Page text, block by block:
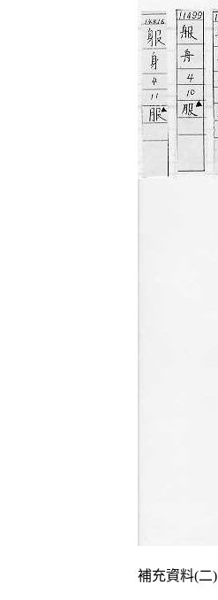
補充資料(二)